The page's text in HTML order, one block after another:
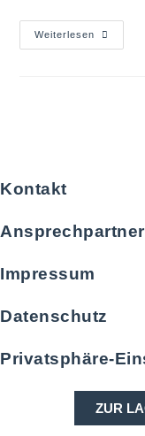
Weiterlesen
Kontakt
Ansprechpartner
Impressum
Datenschutz
Privatsphäre-
ZUR